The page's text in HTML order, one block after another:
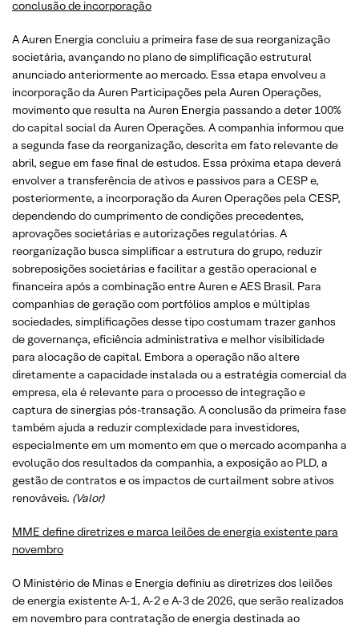
conclusão de incorporação
A Auren Energia concluiu a primeira fase de sua reorganização
societária, avançando no plano de simplificação estrutural
anunciado anteriormente ao mercado. Essa etapa envolveu a
incorporação da Auren Participações pela Auren Operações,
movimento que resulta na Auren Energia passando a deter 100%
do capital social da Auren Operações. A companhia informou que
a segunda fase da reorganização, descrita em fato relevante de
abril, segue em fase final de estudos. Essa próxima etapa deverá
envolver a transferência de ativos e passivos para a CESP e,
posteriormente, a incorporação da Auren Operações pela CESP,
dependendo do cumprimento de condições precedentes,
aprovações societárias e autorizações regulatórias. A
reorganização busca simplificar a estrutura do grupo, reduzir
sobreposições societárias e facilitar a gestão operacional e
financeira após a combinação entre Auren e AES Brasil. Para
companhias de geração com portfólios amplos e múltiplas
sociedades, simplificações desse tipo costumam trazer ganhos
de governança, eficiência administrativa e melhor visibilidade
para alocação de capital. Embora a operação não altere
diretamente a capacidade instalada ou a estratégia comercial da
empresa, ela é relevante para o processo de integração e
captura de sinergias pós-transação. A conclusão da primeira fase
também ajuda a reduzir complexidade para investidores,
especialmente em um momento em que o mercado acompanha a
evolução dos resultados da companhia, a exposição ao PLD, a
gestão de contratos e os impactos de curtailment sobre ativos
renováveis. (Valor)
MME define diretrizes e marca leilões de energia existente para
novembro
O Ministério de Minas e Energia definiu as diretrizes dos leilões
de energia existente A-1, A-2 e A-3 de 2026, que serão realizados
em novembro para contratação de energia destinada ao